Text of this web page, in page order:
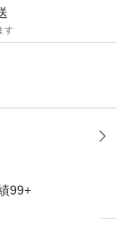
す
99+